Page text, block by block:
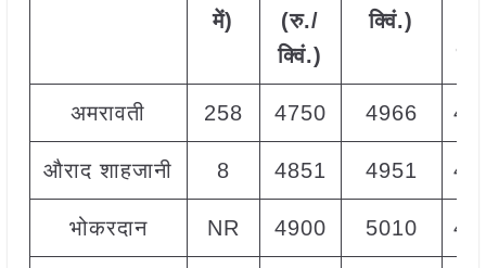
में)
(रु./
क्विं.)
क्विं.)
अमरावती 258 4750 4966
औराद शाहजानी 8 4851 4951
भोकरदान NR 4900 5010